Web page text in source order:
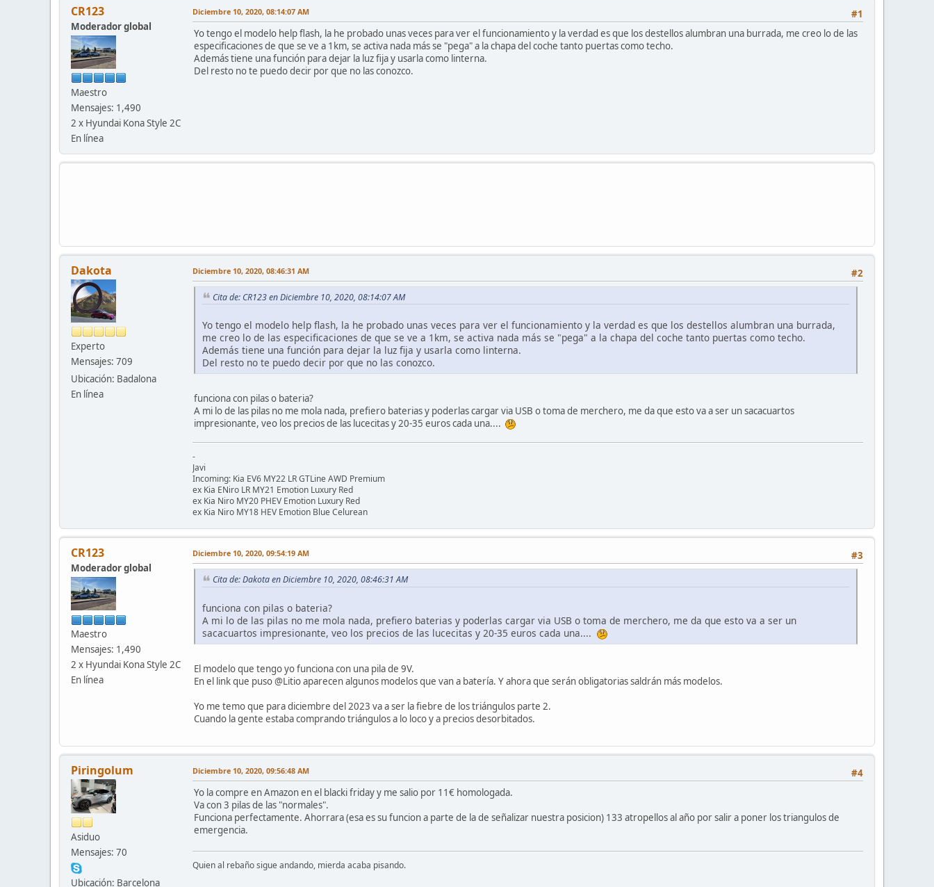
CR123
Moderador global
Maestro
Mensajes: 1,490
2 x Hyundai Kona Style 2C
En línea
#1
Diciembre 10, 2020, 08:14:07 AM
Yo tengo el modelo help flash, la he probado unas veces para ver el funcionamiento y la verdad es que los destellos alumbran una burrada, me creo lo de las
especificaciones de que se ve a 1km, se activa nada más se "pega" a la chapa del coche tanto puertas como techo.
Además tiene una función para dejar la luz fija y usarla como linterna.
Del resto no te puedo decir por que no las conozco.
Dakota
Experto
Mensajes: 709
Ubicación: Badalona
En línea
#2
Diciembre 10, 2020, 08:46:31 AM
Cita de: CR123 en Diciembre 10, 2020, 08:14:07 AM
Yo tengo el modelo help flash, la he probado unas veces para ver el funcionamiento y la verdad es que los destellos alumbran una burrada,
me creo lo de las especificaciones de que se ve a 1km, se activa nada más se "pega" a la chapa del coche tanto puertas como techo.
Además tiene una función para dejar la luz fija y usarla como linterna.
Del resto no te puedo decir por que no las conozco.
funciona con pilas o bateria?
A mi lo de las pilas no me mola nada, prefiero baterias y poderlas cargar via USB o toma de merchero, me da que esto va a ser un sacacuartos
impresionante, veo los precios de las lucecitas y 20-35 euros cada una....
-
Javi
Incoming: Kia EV6 MY22 LR GTLine AWD Premium
ex Kia ENiro LR MY21 Emotion Luxury Red
ex Kia Niro MY20 PHEV Emotion Luxury Red
ex Kia Niro MY18 HEV Emotion Blue Celurean
CR123
Moderador global
Maestro
Mensajes: 1,490
2 x Hyundai Kona Style 2C
En línea
#3
Diciembre 10, 2020, 09:54:19 AM
Cita de: Dakota en Diciembre 10, 2020, 08:46:31 AM
funciona con pilas o bateria?
A mi lo de las pilas no me mola nada, prefiero baterias y poderlas cargar via USB o toma de merchero, me da que esto va a ser un
sacacuartos impresionante, veo los precios de las lucecitas y 20-35 euros cada una....
El modelo que tengo yo funciona con una pila de 9V.
En el link que puso @Litio aparecen algunos modelos que van a batería. Y ahora que serán obligatorias saldrán más modelos.
Yo me temo que para diciembre del 2023 va a ser la fiebre de los triángulos parte 2.
Cuando la gente estaba comprando triángulos a lo loco y a precios desorbitados.
Piringolum
Asiduo
Mensajes: 70
Ubicación: Barcelona
#4
Diciembre 10, 2020, 09:56:48 AM
Yo la compre en Amazon en el blacki friday y me salio por 11€ homologada.
Va con 3 pilas de las "normales".
Funciona perfectamente. Ahorrara (esa es su funcion a parte de la de señalizar nuestra posicion) 133 atropellos al año por salir a poner los triangulos de
emergencia.
Quien al rebaño sigue andando, mierda acaba pisando.